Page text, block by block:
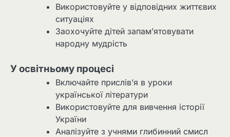
Використовуйте у відповідних життєвих
ситуаціях
Заохочуйте дітей запам’ятовувати
народну мудрість
У освітньому процесі
Включайте прислів’я в уроки
української літератури
Використовуйте для вивчення історії
України
Аналізуйте з учнями глибинний смисл